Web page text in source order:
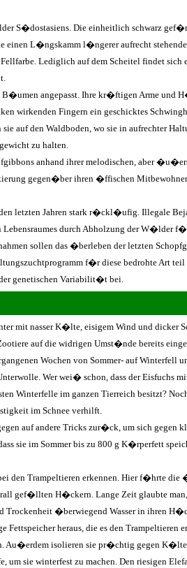
S�dostasiens. Die einheitlich schwarz
einen L�ngskamm l�ngerer aufrecht
Lediglich auf dem Scheitel findet sich
B�umen angepasst. Ihre kr�ftigen Arme und
wirkenden Fingern ein geschicktes
auf den Waldboden, wo sie in aufrechter
zu halten.
anhand ihrer melodischen, aber
gegen�ber ihren �ffischen
letzten Jahren stark r�ckl�ufig. Illegale
durch Abholzung der W�lder
sollen das �berleben der letzten
f�r diese bedrohte Art
genetischen Variabilit�t bei.
mit nasser K�lte, eisigem Wind und dicker
auf die widrigen Umst�nde bereits
Wochen von Sommer- auf Winterfell
Wer wei� schon, dass der Eisfuchs
Winterfelle im ganzen Tierreich besitzt?
im Schnee verhilft.
auf andere Tricks zur�ck, um sich gegen
sie im Sommer bis zu 800 g K�rperfett
den Trampeltieren erkennen. Hier f�hrte die
gef�llten H�ckern. Lange Zeit glaubte
�berwiegend Wasser in ihren
Fettspeicher heraus, die es den Trampeltieren
Au�erdem isolieren sie pr�chtig gegen
um sie winterfest zu machen. Den riesigen